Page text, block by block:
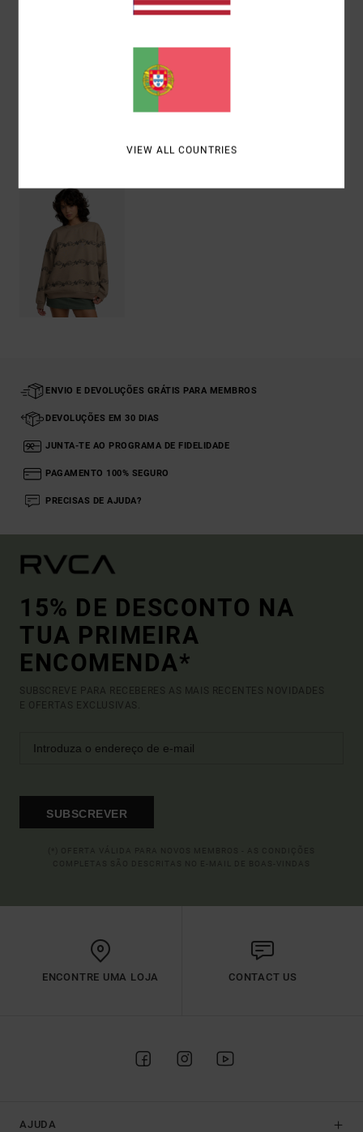
Envio& Devoluciones
Vistos recentemente
ENVIO E DEVOLUÇÕES GRÁTIS PARA MEMBROS
DEVOLUÇÕES EM 30 DIAS
JUNTA-TE AO PROGRAMA DE FIDELIDADE
PAGAMENTO 100% SEGURO
PRECISAS DE AJUDA?
15% DE DESCONTO NA
TUA PRIMEIRA
ENCOMENDA*
SUBSCREVE PARA RECEBERES AS MAIS RECENTES NOVIDADES
E OFERTAS EXCLUSIVAS.
SUBSCREVER
ENCONTRE UMA LOJA CONTACT US
AJUDA
VIEW ALL COUNTRIES